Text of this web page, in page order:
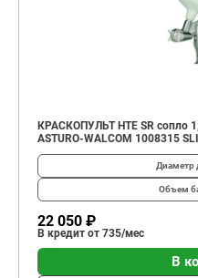
КРАСКОПУЛЬТ HTE SR сопло
ASTURO-WALCOM 1008315
Диаметр
Объем
22 050 ₽
В кредит от 735/мес
В